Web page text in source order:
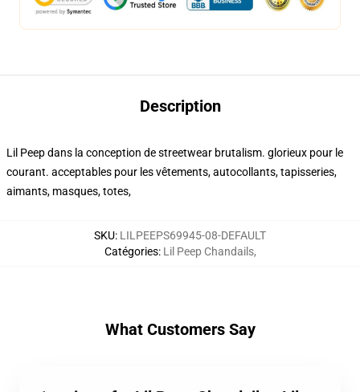
Description
Lil Peep dans la conception de streetwear brutalism. glorieux pour le
courant. acceptables pour les vêtements, autocollants, tapisseries,
aimants, masques, totes,
SKU: LILPEEPS69945-08-DEFAULT
Catégories: Lil Peep Chandails,
What Customers Say